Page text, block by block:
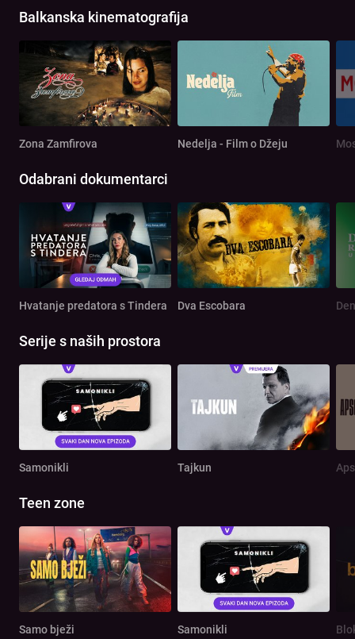
Balkanska kinematografija
Zona Zamfirova Nedelja - Film o Džeju
Odabrani dokumentarci
Hvatanje predatora s Tindera Dva Escobara
Serije s naših prostora
Samonikli Tajkun
Teen zone
Samo bježi Samonikli